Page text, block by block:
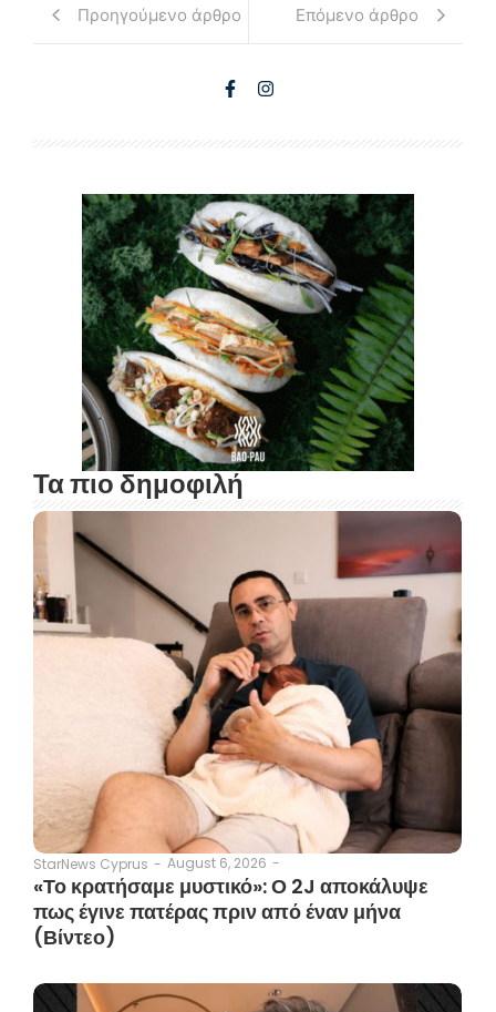
Προηγούμενο άρθρο Επόμενο άρθρο
Τα πιο δημοφιλή
StarNews Cyprus - August 6, 2026 -
«Το κρατήσαμε μυστικό»: Ο 2J αποκάλυψε
πως έγινε πατέρας πριν από έναν μήνα
(Βίντεο)